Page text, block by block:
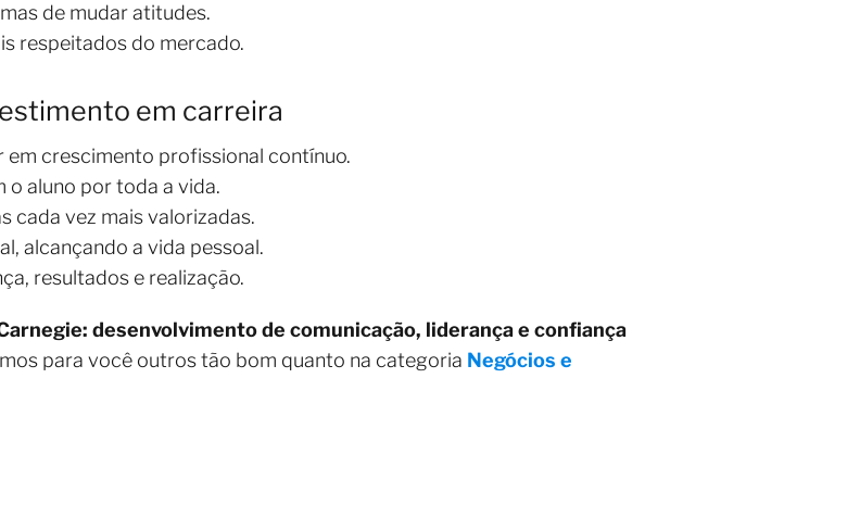
de mudar atitudes.
respeitados do mercado.
em carreira
em crescimento profissional contínuo.
o aluno por toda a vida.
cada vez mais valorizadas.
alcançando a vida pessoal.
resultados e realização.
desenvolvimento de comunicação, liderança e confiança
para você outros tão bom quanto na categoria Negócios e